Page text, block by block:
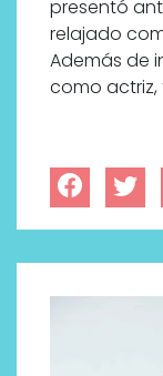
presentó
relajado
Además de
como